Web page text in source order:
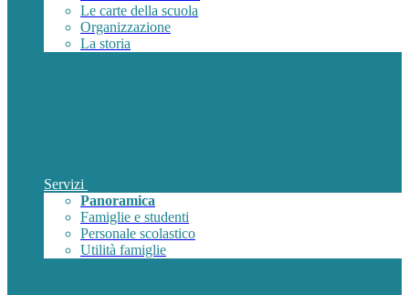
Le carte della scuola
Organizzazione
La storia
Servizi
Panoramica
Famiglie e studenti
Personale scolastico
Utilità famiglie